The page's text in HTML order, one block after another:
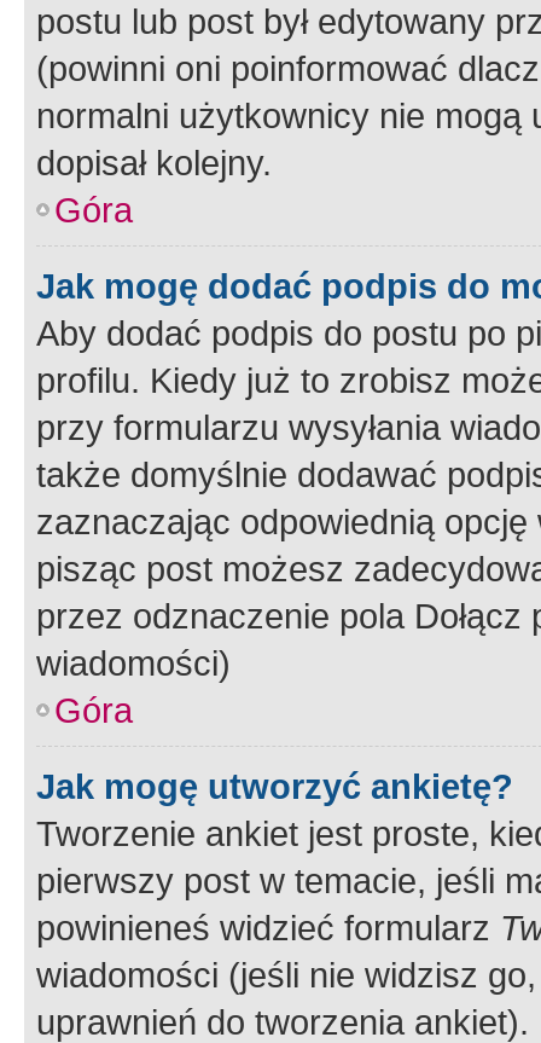
postu lub post był edytowany
(powinni oni poinformować
normalni użytkownicy nie
dopisał kolejny.
Góra
Jak mogę dodać podpis do
Aby dodać podpis do postu po
profilu. Kiedy już to zrobisz
przy formularzu wysyłania
także domyślnie dodawać
zaznaczając odpowiednią
pisząc post możesz
przez odznaczenie pola
wiadomości)
Góra
Jak mogę utworzyć ankietę?
Tworzenie ankiet jest proste,
pierwszy post w temacie, jeśli
powinieneś widzieć formularz
wiadomości (jeśli nie widzisz
uprawnień do tworzenia